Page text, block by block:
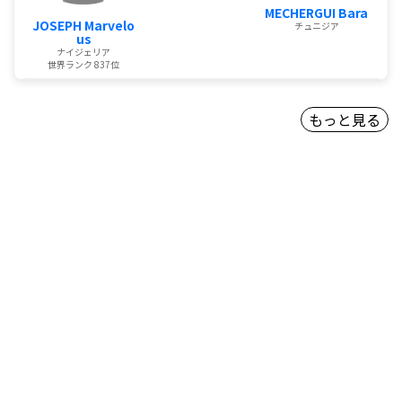
JOSEPH Marvelo
us
ナイジェリア
世界ランク 837位
MECHERGUI Bara
チュニジア
もっと見る